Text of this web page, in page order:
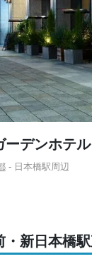
ーデンホテ
- 日本橋駅周辺
・新日本橋